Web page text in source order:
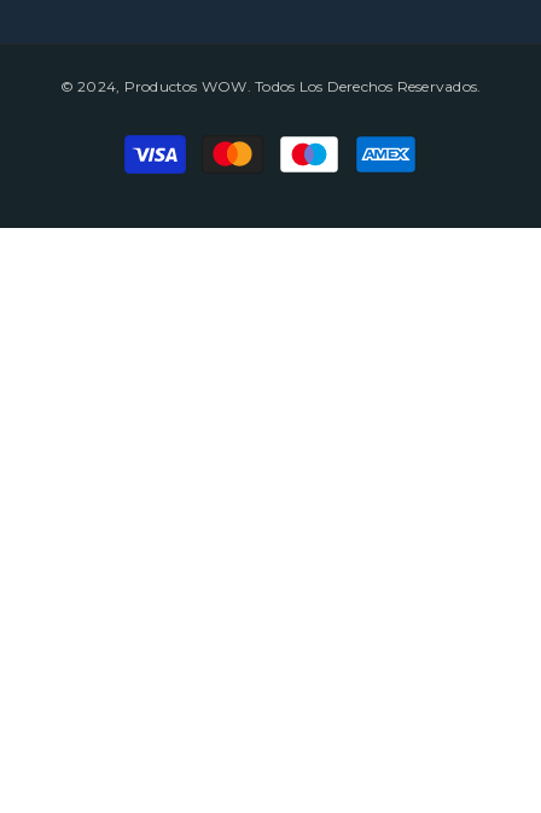
© 2024, Productos WOW. Todos Los Derechos Reservados.
Payment
methods